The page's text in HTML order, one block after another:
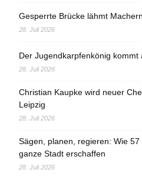
Gesperrte Brücke lähmt
28. Juli 2026
Der Jugendkarpfenkönig kommt
28. Juli 2026
Christian Kaupke wird neuer
Leipzig
28. Juli 2026
Sägen, planen, regieren: Wie
ganze Stadt erschaffen
28. Juli 2026